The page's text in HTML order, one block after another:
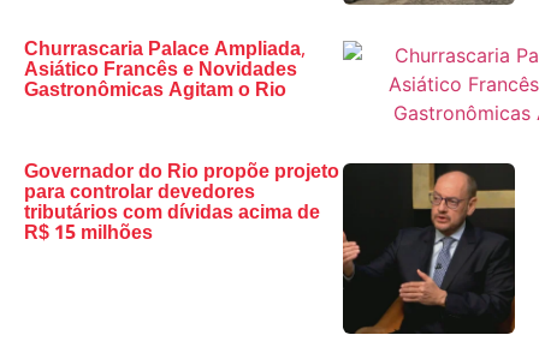
Churrascaria Palace Ampliada,
Asiático Francês e Novidades
Gastronômicas Agitam o Rio
Governador do Rio propõe projeto
para controlar devedores
tributários com dívidas acima de
R$ 15 milhões